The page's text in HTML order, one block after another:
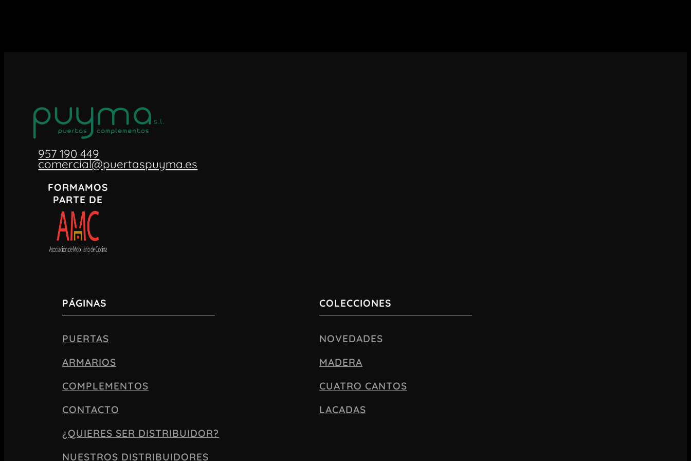
957 190 449
comercial@puertaspuyma.es
FORMAMOS
PARTE DE
PÁGINAS
PUERTAS
ARMARIOS
COMPLEMENTOS
CONTACTO
¿QUIERES SER DISTRIBUIDOR?
NUESTROS DISTRIBUIDORES
COLECCIONES
NOVEDADES
MADERA
CUATRO CANTOS
LACADAS